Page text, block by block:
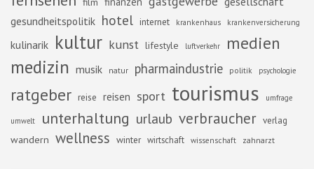
gesundheitspolitik hotel internet krankenhaus krankenversicherung
kulinarik kultur kunst lifestyle luftverkehr medien
medizin musik natur pharmaindustrie politik psychologie
ratgeber reise reisen sport tourismus umfrage
umwelt unterhaltung urlaub verbraucher verlag
wandern wellness winter wirtschaft wissenschaft zahnarzt